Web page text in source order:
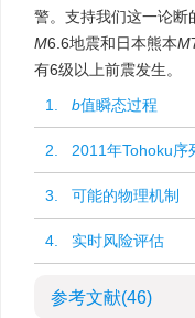
警。支持我们这一论
M6.6地震和日本熊本M
有6级以上前震发生。
1. b值瞬态过程
2. 2011年Tohoku序
3. 可能的物理机制
4. 实时风险评估
参考文献(46)